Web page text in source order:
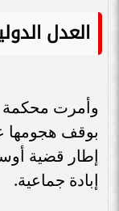
العدل
وأمرت محكمة
بوقف هجومها
إطار قضية
إبادة جماعية.